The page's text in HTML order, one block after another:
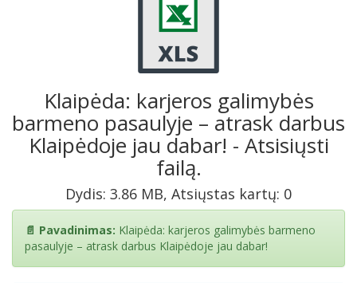
Klaipėda: karjeros galimybės
barmeno pasaulyje – atrask darbus
Klaipėdoje jau dabar! - Atsisiųsti
failą.
Dydis: 3.86 MB, Atsiųstas kartų: 0
📄 Pavadinimas: Klaipėda: karjeros galimybės barmeno
pasaulyje – atrask darbus Klaipėdoje jau dabar!